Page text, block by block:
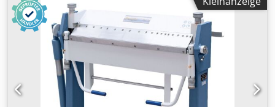
FarragTech GmbH Typ: CARD 10 S Baujahr: 2011
Behältervolumen: 10 ltr. Durchsatz: 2 h/3,25 kg/80° ABS
Leistung: 1,1 kW Spannung: 230 Volt Trichtervolumen: 70
ltr Dsdpfx Ajy Akk Sohzjck Zubehör: 2x Saugförderer ICEVA